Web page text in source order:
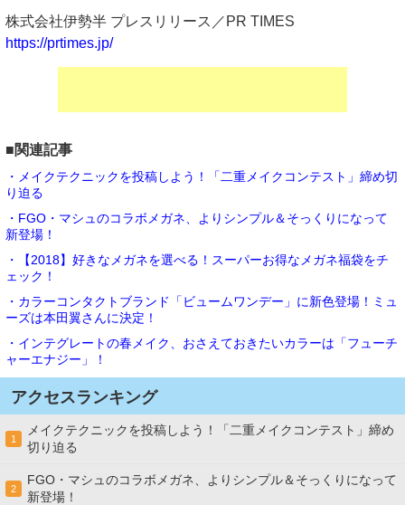
株式会社伊勢半 プレスリリース／PR TIMES
https://prtimes.jp/
■関連記事
・メイクテクニックを投稿しよう！「二重メイクコンテスト」締め切
り迫る
・FGO・マシュのコラボメガネ、よりシンプル＆そっくりになって
新登場！
・【2018】好きなメガネを選べる！スーパーお得なメガネ福袋をチ
ェック！
・カラーコンタクトブランド「ビュームワンデー」に新色登場！ミュ
ーズは本田翼さんに決定！
・インテグレートの春メイク、おさえておきたいカラーは「フューチ
ャーエナジー」！
アクセスランキング
1
メイクテクニックを投稿しよう！「二重メイクコンテスト」締め
切り迫る
2
FGO・マシュのコラボメガネ、よりシンプル＆そっくりになって
新登場！